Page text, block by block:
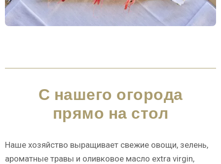
С нашего огорода
прямо на стол
Наше хозяйство выращивает свежие овощи, зелень,
ароматные травы и оливковое масло extra virgin,